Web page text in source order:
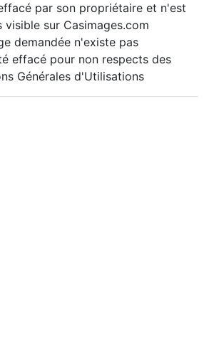
par son propriétaire et n'est
visible sur Casimages.com
demandée n'existe pas
effacé pour non respects des
Générales d'Utilisations